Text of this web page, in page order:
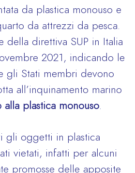
da plastica monouso e
da attrezzi da pesca.
della direttiva SUP in Italia
2021, indicando le
gli Stati membri devono
all’inquinamento marino
alla plastica monouso
gli oggetti in plastica
vietati, infatti per alcuni
promosse delle apposite